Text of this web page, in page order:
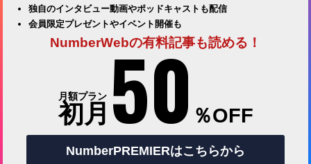
独自のインタビュー動画やポッドキャストも配信
会員限定プレゼントやイベント開催も
NumberWebの有料記事も読める！
月額プラン
初月 50 ％OFF
NumberPREMIERはこちらから